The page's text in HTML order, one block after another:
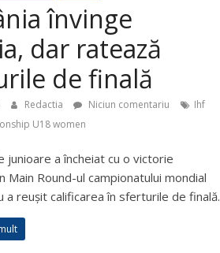
învinge
dar ratează
de finală
Redactia Niciun comentariu
Ihf
U18 women
junioare a încheiat cu o victorie
Main Round-ul campionatului mondial
a reușit calificarea în sferturile de finală.